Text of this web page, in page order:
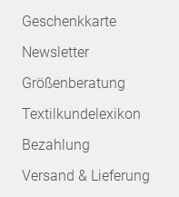
Geschenkkarte
Newsletter
Größenberatung
Textilkundelexikon
Bezahlung
Versand & Lieferung